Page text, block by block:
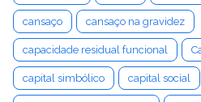
cansaço cansaço na gravidez
capacidade residual funcional
capital simbólico capital social